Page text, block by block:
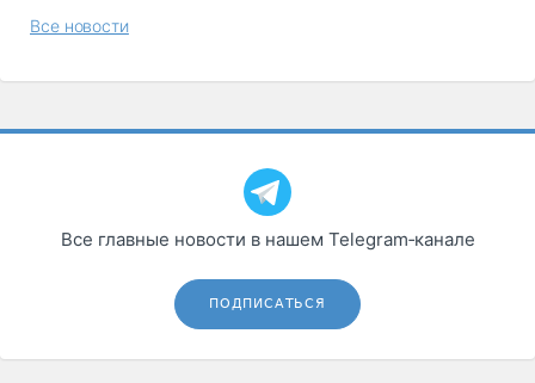
Все новости
Все главные новости в нашем Telegram‑канале
ПОДПИСАТЬСЯ